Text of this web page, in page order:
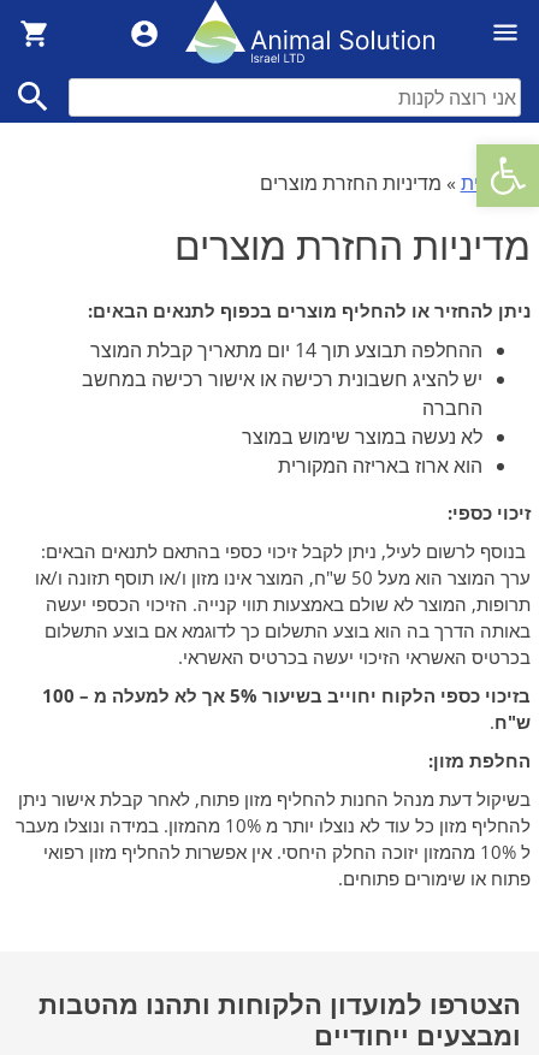
פתח סרגל נגישות
דף הבית » מדיניות החזרת מוצרים
מדיניות החזרת מוצרים
ניתן להחזיר או להחליף מוצרים בכפוף לתנאים הבאים:
ההחלפה תבוצע תוך 14 יום מתאריך קבלת המוצר
יש להציג חשבונית רכישה או אישור רכישה במחשב
החברה
לא נעשה במוצר שימוש במוצר
הוא ארוז באריזה המקורית
זיכוי כספי:
בנוסף לרשום לעיל, ניתן לקבל זיכוי כספי בהתאם לתנאים הבאים:
ערך המוצר הוא מעל 50 ש"ח, המוצר אינו מזון ו/או תוסף תזונה ו/או
תרופות, המוצר לא שולם באמצעות תווי קנייה. הזיכוי הכספי יעשה
באותה הדרך בה הוא בוצע התשלום כך לדוגמא אם בוצע התשלום
בכרטיס האשראי הזיכוי יעשה בכרטיס האשראי.
בזיכוי כספי הלקוח יחוייב בשיעור 5% אך לא למעלה מ – 100
ש"ח.
החלפת מזון:
בשיקול דעת מנהל החנות להחליף מזון פתוח, לאחר קבלת אישור ניתן
להחליף מזון כל עוד לא נוצלו יותר מ 10% מהמזון. במידה ונוצלו מעבר
ל 10% מהמזון יזוכה החלק היחסי. אין אפשרות להחליף מזון רפואי
פתוח או שימורים פתוחים.
הצטרפו למועדון הלקוחות ותהנו מהטבות
ומבצעים ייחודיים